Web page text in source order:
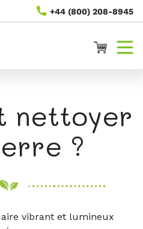
+44 (800) 208-8945
Panier
nettoyer
?
vibrant et lumineux